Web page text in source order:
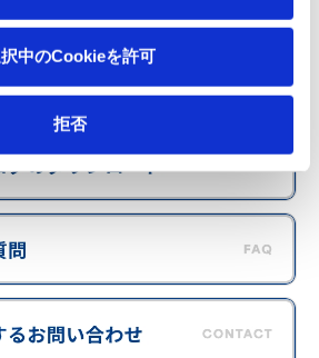
中のCookieを許可
拒否